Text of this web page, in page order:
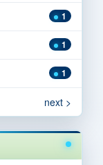
1
1
1
next >